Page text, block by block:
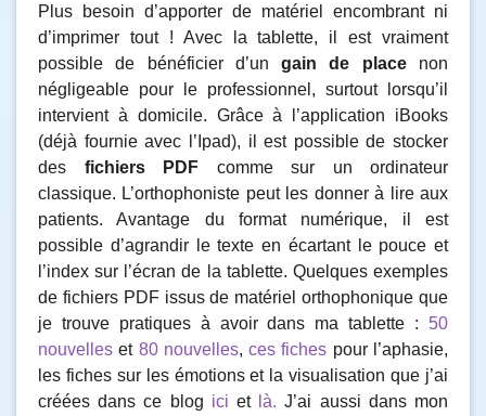
Plus besoin d’apporter de matériel encombrant ni
d’imprimer tout ! Avec la tablette, il est vraiment
possible de bénéficier d’ungain de placenon
négligeable pour le professionnel, surtout lorsqu’il
intervient à domicile. Grâce à l’application iBooks
(déjà fournie avec l’Ipad), il est possible de stocker
des fichiers PDF comme sur un ordinateur
classique. L’orthophoniste peut les donner à lire aux
patients. Avantage du format numérique, il est
possible d’agrandir le texte en écartant le pouce et
l’index sur l’écran de la tablette. Quelques exemples
de fichiers PDF issus de matériel orthophonique que
je trouve pratiques à avoir dans ma tablette : 50
nouvelles et 80 nouvelles,ces fiches pour l’aphasie,
les fiches sur les émotions et la visualisation que j’ai
créées dans ce blog ici et là. J’ai aussi dans mon